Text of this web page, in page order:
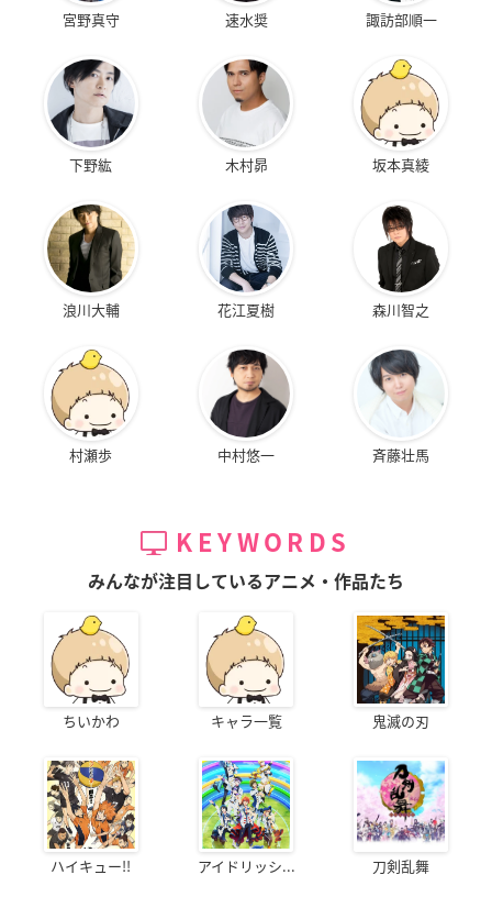
宮野真守 速水奨 諏訪部順一
下野紘 木村昴 坂本真綾
浪川大輔 花江夏樹 森川智之
村瀬歩 中村悠一 斉藤壮馬
KEYWORDS
みんなが注目しているアニメ・作品たち
ちいかわ キャラ一覧 鬼滅の刃
ハイキュー!! アイドリッシ... 刀剣乱舞